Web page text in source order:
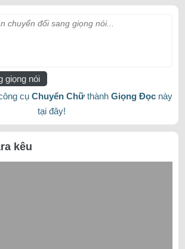
chuyển đổi sang giọng nói...
giọng nói
cụ Chuyển Chữthành Giọng Đọcnày
tại đây!
kêu